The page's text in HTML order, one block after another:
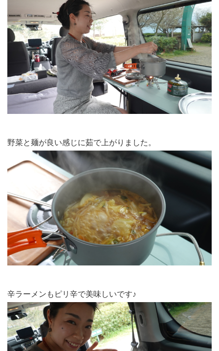
野菜と麺が良い感じに茹で上がりました。
辛ラーメンもピリ辛で美味しいです♪